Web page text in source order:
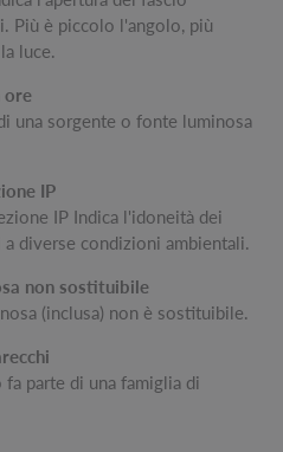
Più è piccolo l'angolo, più
luce.
ore
una sorgente o fonte luminosa
IP
IP Indica l'idoneità dei
diverse condizioni ambientali.
non sostituibile
(inclusa) non è sostituibile.
parte di una famiglia di